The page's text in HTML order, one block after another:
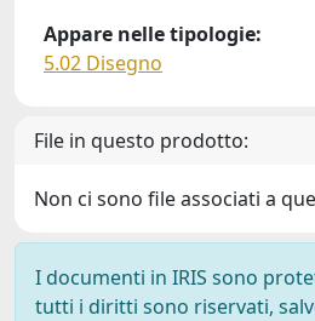
Appare nelle tipologie:
5.02 Disegno
File in questo prodotto:
Non ci sono file associati a
I documenti in IRIS sono
tutti i diritti sono riservati,